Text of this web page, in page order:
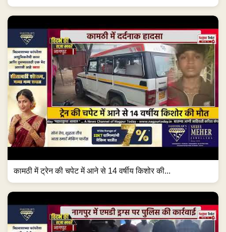
कामठी में ट्रेन की चपेट में आने से 14 वर्षीय किशोर की...